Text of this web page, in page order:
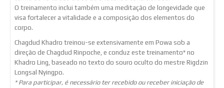
O treinamento inclui também uma meditação de longevidade que
visa fortalecer a vitalidade e a composição dos elementos do
corpo.
Chagdud Khadro treinou-se extensivamente em Powa sob a
direção de Chagdud Rinpoche, e conduz este treinamento* no
Khadro Ling, baseado no texto do souro oculto do mestre Rigdzin
Longsal Nyingpo.
* Para participar, é necessário ter recebido ou receber iniciação de